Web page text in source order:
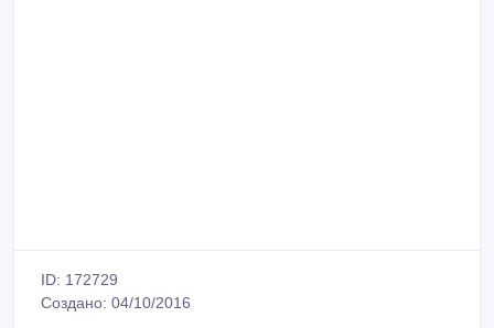
ID: 172729
Создано: 04/10/2016